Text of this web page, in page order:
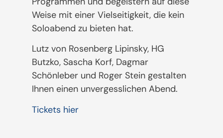
Weise mit einer Vielseitigkeit, die kein
Soloabend zu bieten hat.
Lutz von Rosenberg Lipinsky, HG
Butzko, Sascha Korf, Dagmar
Schönleber und Roger Stein gestalten
Ihnen einen unvergesslichen Abend.
Tickets hier